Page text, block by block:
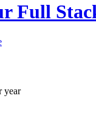
Full
year